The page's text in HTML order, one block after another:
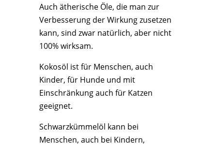
Auch ätherische Öle, die man zur
Verbesserung der Wirkung zusetzen
kann, sind zwar natürlich, aber nicht
100% wirksam.
Kokosöl ist für Menschen, auch
Kinder, für Hunde und mit
Einschränkung auch für Katzen
geeignet.
Schwarzkümmelöl kann bei
Menschen, auch bei Kindern,